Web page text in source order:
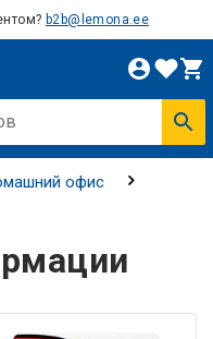
b2b@lemona.ee
офис